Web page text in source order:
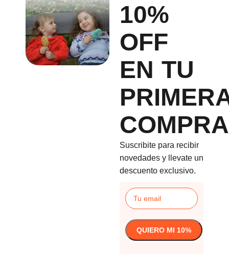
10%
OFF
EN TU
COMPRA
Suscribite para recibir
novedades y llevate un
descuento exclusivo.